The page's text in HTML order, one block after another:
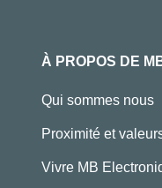
À PROPOS DE
Qui sommes nous
Proximité et
Vivre MB